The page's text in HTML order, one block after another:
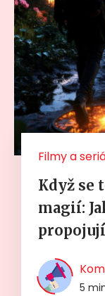
Filmy a
Když se
magií:
5